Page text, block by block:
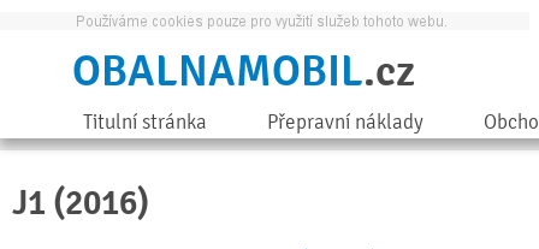
OBALNAMOBIL.cz
Titulní stránka Přepravní náklady
J1 (2016)